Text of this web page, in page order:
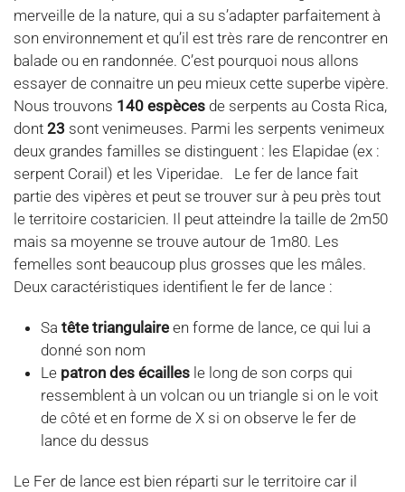
merveille de la nature, qui a su s’adapter parfaitement à
son environnement et qu’il est très rare de rencontrer en
balade ou en randonnée. C’est pourquoi nous allons
essayer de connaitre un peu mieux cette superbe vipère.
Nous trouvons 140 espèces de serpents au Costa Rica,
dont 23 sont venimeuses. Parmi les serpents venimeux
deux grandes familles se distinguent : les Elapidae (ex :
serpent Corail) et les Viperidae. Le fer de lance fait
partie des vipères et peut se trouver sur à peu près tout
le territoire costaricien. Il peut atteindre la taille de 2m50
mais sa moyenne se trouve autour de 1m80. Les
femelles sont beaucoup plus grosses que les mâles.
Deux caractéristiques identifient le fer de lance :
Sa tête triangulaire en forme de lance, ce qui lui a
donné son nom
Le patron des écailles le long de son corps qui
ressemblent à un volcan ou un triangle si on le voit
de côté et en forme de X si on observe le fer de
lance du dessus
Le Fer de lance est bien réparti sur le territoire car il